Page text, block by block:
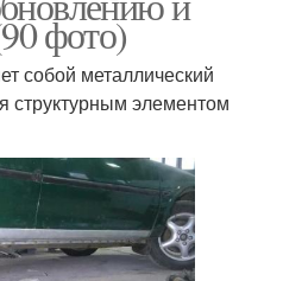
фото)
собой металлический
структурным элементом